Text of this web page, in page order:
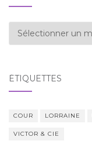
Archives
ÉTIQUETTES
COUR LORRAINE
VICTOR & CIE